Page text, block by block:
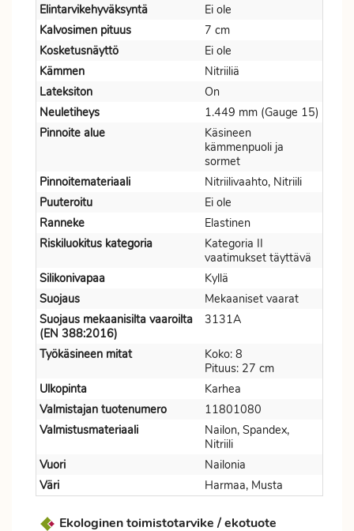
Elintarvikehyväksyntä
Ei ole
Kalvosimen pituus
7 cm
Kosketusnäyttö
Ei ole
Kämmen
Nitriiliä
Lateksiton
On
Neuletiheys
1.449 mm (Gauge 15)
Pinnoite alue
Käsineen
kämmenpuoli ja
sormet
Pinnoitemateriaali
Nitriilivaahto, Nitriili
Puuteroitu
Ei ole
Ranneke
Elastinen
Riskiluokitus kategoria
Kategoria II
vaatimukset täyttävä
Silikonivapaa
Kyllä
Suojaus
Mekaaniset vaarat
Suojaus mekaanisilta vaaroilta
(EN 388:2016)
3131A
Työkäsineen mitat
Koko: 8
Pituus: 27 cm
Ulkopinta
Karhea
Valmistajan tuotenumero
11801080
Valmistusmateriaali
Nailon, Spandex,
Nitriili
Vuori
Nailonia
Väri
Harmaa, Musta
Ekologinen toimistotarvike / ekotuote